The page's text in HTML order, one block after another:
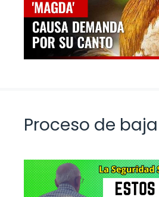
Proceso de